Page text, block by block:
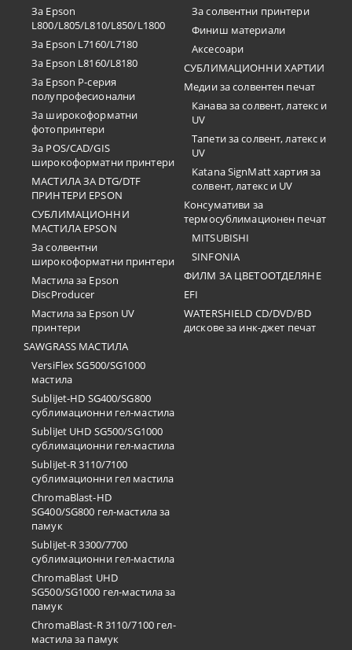
За Epson
L800/L805/L810/L850/L1800
За Epson L7160/L7180
За Epson L8160/L8180
За Epson P-серия
полупрофесионални
За широкоформатни
фотопринтери
За POS/CAD/GIS
широкоформатни принтери
МАСТИЛА ЗА DTG/DTF
ПРИНТЕРИ EPSON
СУБЛИМАЦИОННИ
МАСТИЛА EPSON
За солвентни
широкоформатни принтери
Мастила за Epson
DiscProducer
Мастила за Epson UV
принтери
SAWGRASS МАСТИЛА
VersiFlex SG500/SG1000
мастила
SubliJet-HD SG400/SG800
сублимационни гел-мастила
SubliJet UHD SG500/SG1000
сублимационни гел-мастила
SubliJet-R 3110/7100
сублимационни гел мастила
ChromaBlast-HD
SG400/SG800 гел-мастила за
памук
SubliJet-R 3300/7700
сублимационни гел-мастила
ChromaBlast UHD
SG500/SG1000 гел-мастила за
памук
ChromaBlast-R 3110/7100 гел-
мастила за памук
За солвентни принтери
Финиш материали
Аксесоари
СУБЛИМАЦИОННИ ХАРТИИ
Медии за солвентен печат
Канава за солвент, латекс и
UV
Тапети за солвент, латекс и
UV
Katana SignMatt хартия за
солвент, латекс и UV
Консумативи за
термосублимационен печат
MITSUBISHI
SINFONIA
ФИЛМ ЗА ЦВЕТООТДЕЛЯНЕ
EFI
WATERSHIELD CD/DVD/BD
дискове за инк-джет печат